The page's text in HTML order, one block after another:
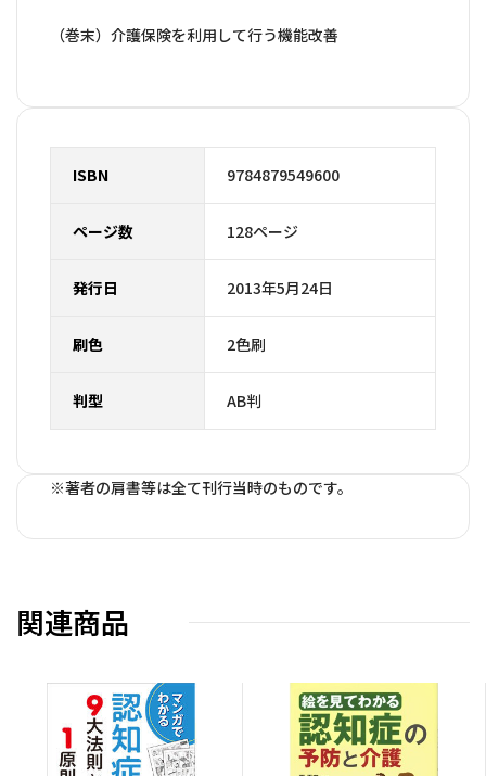
（巻末）介護保険を利用して行う機能改善
ISBN 9784879549600
ページ数 128ページ
発行日 2013年5月24日
刷色 2色刷
判型 AB判
※著者の肩書等は全て刊行当時のものです。
関連商品